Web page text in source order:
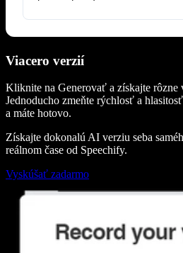
Viacero verzií
Kliknite na Generovať a získajte rôzne
Jednoducho zmeňte rýchlosť a
a máte hotovo.
Získajte dokonalú AI verziu seba
reálnom čase od Speechify.
Vyskúšať zadarmo